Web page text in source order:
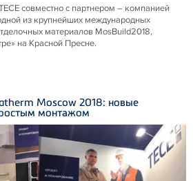
совместно с партнером – компанией
из крупнейших международных
материалов MosBuild2018,
на Красной Пресне.
Moscow 2018: новые
монтажом